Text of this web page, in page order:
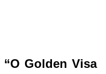
“O Golden Visa